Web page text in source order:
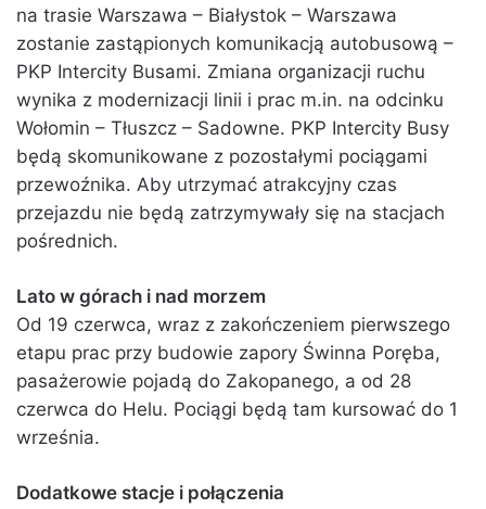
na trasie Warszawa – Białystok – Warszawa
zostanie zastąpionych komunikacją autobusową –
PKP Intercity Busami. Zmiana organizacji ruchu
wynika z modernizacji linii i prac m.in. na odcinku
Wołomin – Tłuszcz – Sadowne. PKP Intercity Busy
będą skomunikowane z pozostałymi pociągami
przewoźnika. Aby utrzymać atrakcyjny czas
przejazdu nie będą zatrzymywały się na stacjach
pośrednich.
Lato w górach i nad morzem
Od 19 czerwca, wraz z zakończeniem pierwszego
etapu prac przy budowie zapory Świnna Poręba,
pasażerowie pojadą do Zakopanego, a od 28
czerwca do Helu. Pociągi będą tam kursować do 1
września.
Dodatkowe stacje i połączenia